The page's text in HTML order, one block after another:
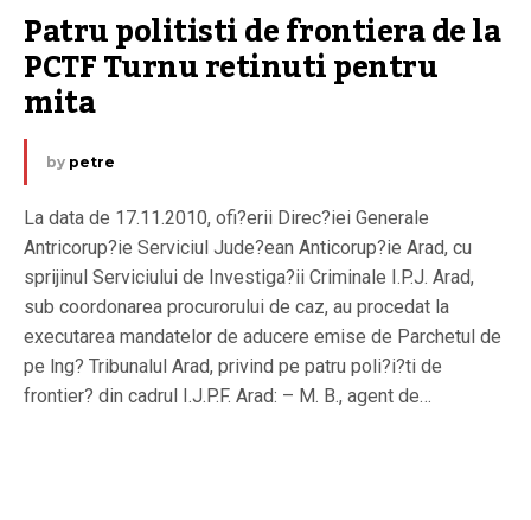
Patru politisti de frontiera de la
PCTF Turnu retinuti pentru
mita
by petre
La data de 17.11.2010, ofi?erii Direc?iei Generale
Antricorup?ie Serviciul Jude?ean Anticorup?ie Arad, cu
sprijinul Serviciului de Investiga?ii Criminale I.P.J. Arad,
sub coordonarea procurorului de caz, au procedat la
executarea mandatelor de aducere emise de Parchetul de
pe lng? Tribunalul Arad, privind pe patru poli?i?ti de
frontier? din cadrul I.J.P.F. Arad: – M. B., agent de…